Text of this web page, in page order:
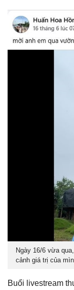
Ngày 16/6 vừa
cảnh giá trị của
Buổi livestream